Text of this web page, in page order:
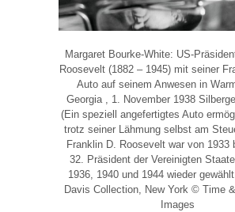
Margaret Bourke-White: US-
Roosevelt (1882 – 1945) mit seiner
Auto auf seinem Anwesen in
Georgia , 1. November 1938
(Ein speziell angefertigtes Auto
trotz seiner Lähmung selbst am
Franklin D. Roosevelt war von 1933
32. Präsident der Vereinigten
1936, 1940 und 1944 wieder
Davis Collection, New York © Time
Images